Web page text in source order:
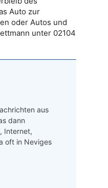
Auto zur
oder Autos und
unter 02104
aus
dann
Internet,
oft in Neviges